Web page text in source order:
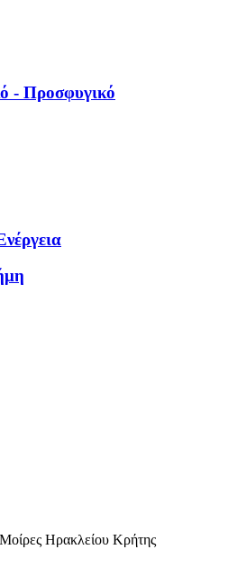
- Προσφυγικό
Ηρακλείου Κρήτης